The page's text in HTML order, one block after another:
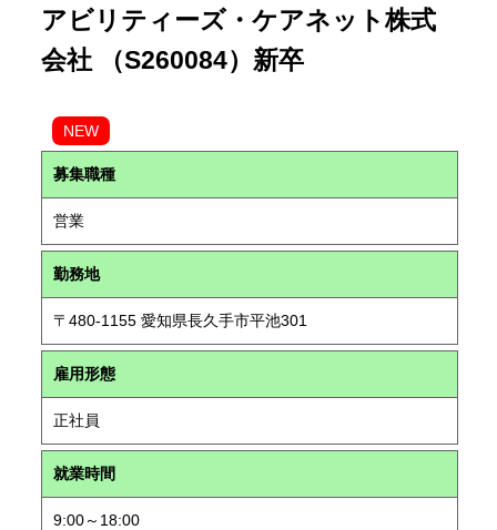
アビリティーズ・ケアネット株式
会社 （S260084）新卒
NEW
募集職種
営業
勤務地
〒480-1155 愛知県長久手市平池301
雇用形態
正社員
就業時間
9:00～18:00